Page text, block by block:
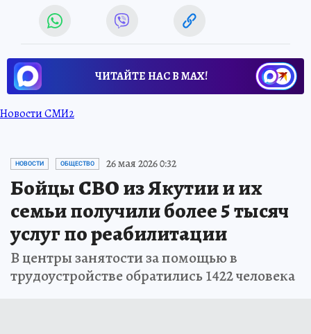
ЧИТАЙТЕ НАС В МАХ!
Новости СМИ2
НОВОСТИ ОБЩЕСТВО 26 мая 2026 0:32
Бойцы СВО из Якутии и их
семьи получили более 5 тысяч
услуг по реабилитации
В центры занятости за помощью в
трудоустройстве обратились 1422 человека